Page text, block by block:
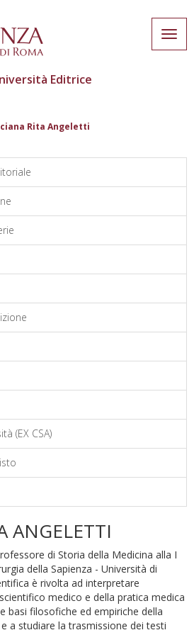
Editrice
Rita Angeletti
(EX CSA)
ANGELETTI
di Storia della Medicina alla I
della Sapienza - Università di
è rivolta ad interpretare
medico e della pratica medica
basi filosofiche ed empiriche della
a studiare la trasmissione dei testi